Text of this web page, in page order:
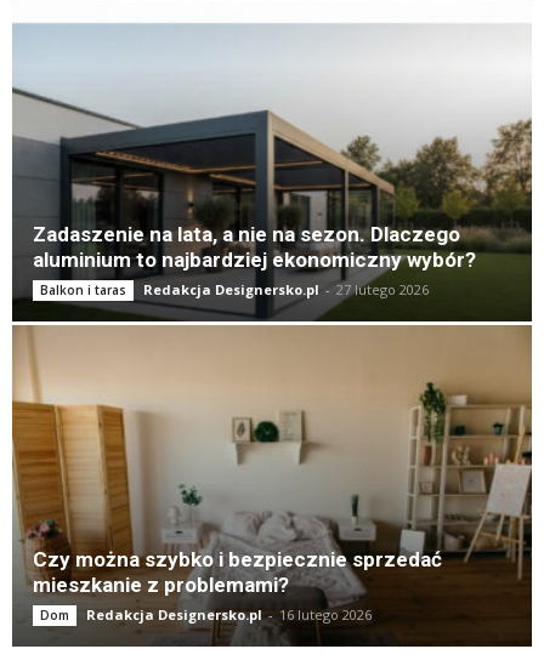
Zadaszenie na lata, a nie na sezon. Dlaczego
aluminium to najbardziej ekonomiczny wybór?
Balkon i taras Redakcja Designersko.pl - 27 lutego 2026
Czy można szybko i bezpiecznie sprzedać
mieszkanie z problemami?
Dom Redakcja Designersko.pl - 16 lutego 2026